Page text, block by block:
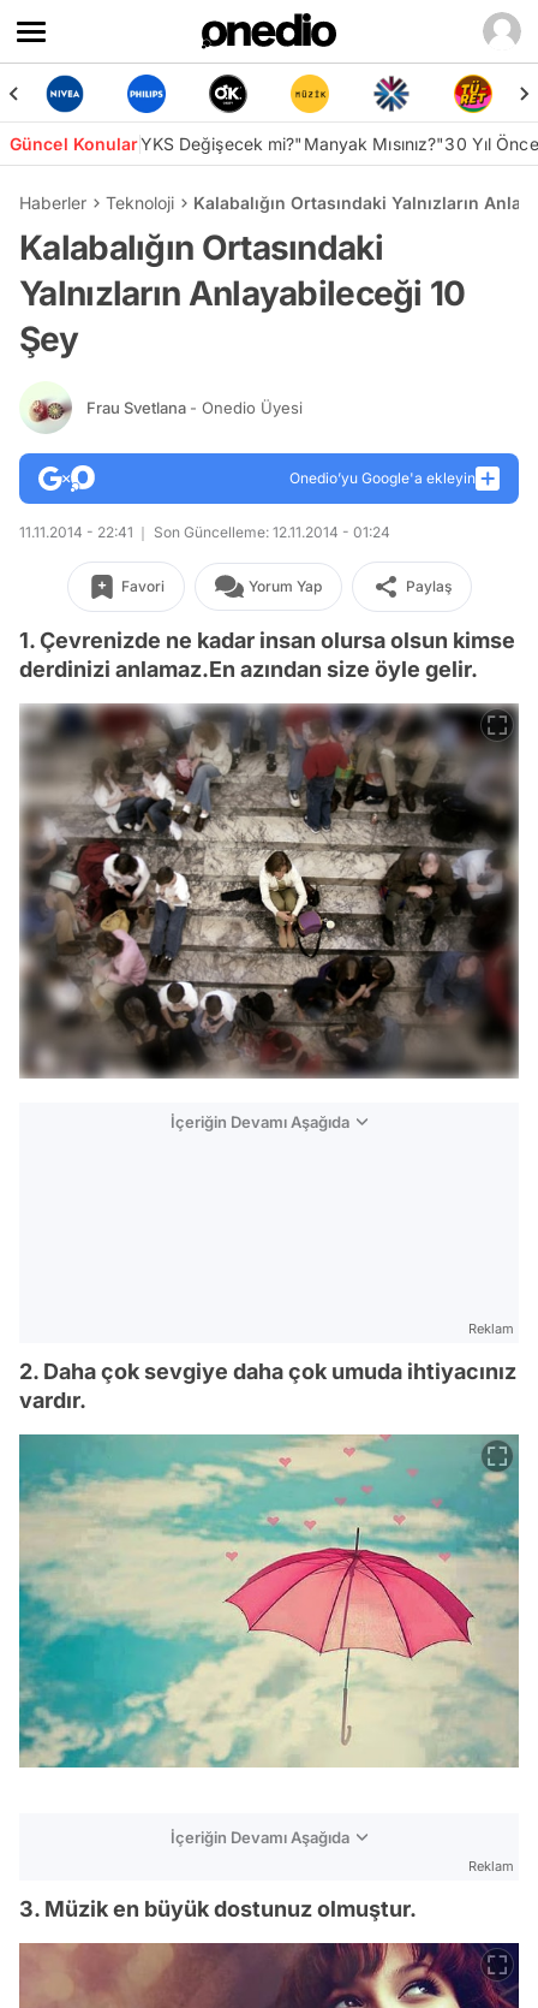
Güncel KonularYKS Değişecek mi?"Manyak Mısınız?"30 Yıl
Haberler Teknoloji Kalabalığın Ortasındaki Yalnızların
Kalabalığın Ortasındaki
Yalnızların Anlayabileceği 10
Şey
Frau Svetlana - Onedio Üyesi
Onedio’yu Google'a ekleyin
11.11.2014 - 22:41 Son Güncelleme: 12.11.2014 - 01:24
Favori Yorum Yap Paylaş
1. Çevrenizde ne kadar insan olursa olsun kimse
derdinizi anlamaz.En azından size öyle gelir.
İçeriğin Devamı Aşağıda
Reklam
2. Daha çok sevgiye daha çok umuda ihtiyacınız
vardır.
İçeriğin Devamı Aşağıda
Reklam
3. Müzik en büyük dostunuz olmuştur.